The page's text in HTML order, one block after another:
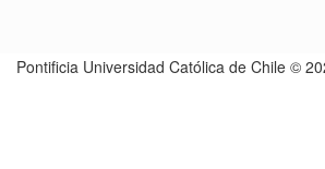
Pontificia Universidad Católica de Chile ©